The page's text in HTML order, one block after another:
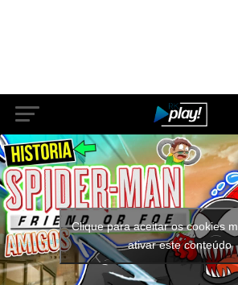
Clique para aceitar os cookies
ativar este conteúdo